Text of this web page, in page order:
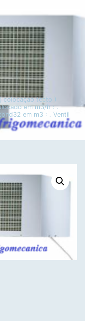
colocaçao tecto )
em m3/h : .
em m3 : . Ventil